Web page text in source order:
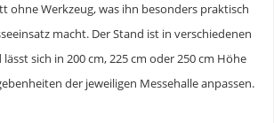
ohne Werkzeug, was ihn besonders praktisch
macht. Der Stand ist in verschiedenen
sich in 200 cm, 225 cm oder 250 cm Höhe
der jeweiligen Messehalle anpassen.